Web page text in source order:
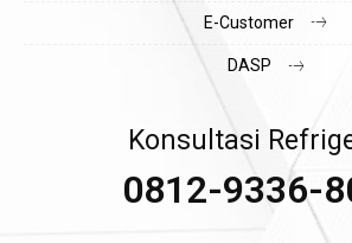
E-Customer
DASP
Konsultasi
0812-9336-